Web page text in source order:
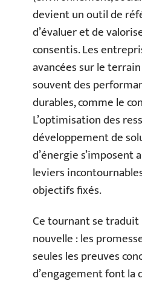
devient un outil de
d’évaluer et de
consentis. Les
avancées sur le
souvent des
durables, comme le
L’optimisation des
développement de
d’énergie s’imposent
leviers
objectifs fixés.
Ce tournant se
nouvelle : les
seules les preuves
d’engagement font la